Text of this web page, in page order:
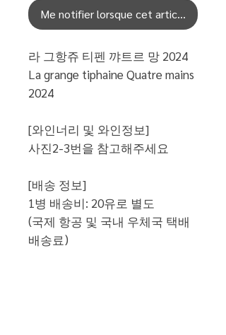
Me notifier lorsque cet article est
라 그항쥬 티펜 꺄트르 망 2024
La grange tiphaine Quatre mains
2024
[와인너리 및 와인정보]
사진2-3번을 참고해주세요
[배송 정보]
1병 배송비: 20유로 별도
(국제 항공 및 국내 우체국 택배
배송료)